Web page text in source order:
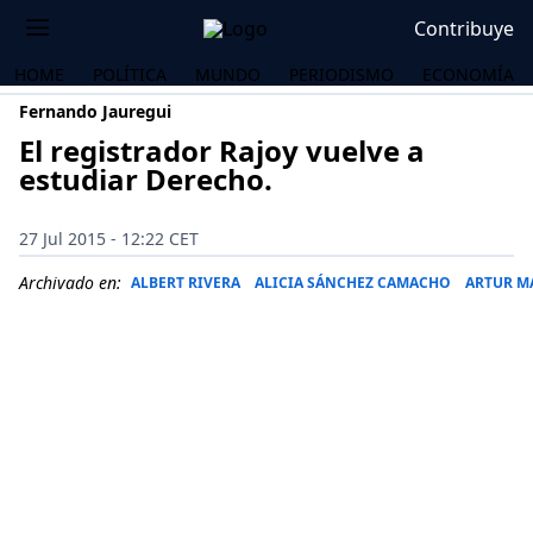
Contribuye
HOME POLÍTICA MUNDO PERIODISMO
ECONOMÍA
Fernando Jauregui
El registrador Rajoy vuelve a
estudiar Derecho.
27 Jul 2015 - 12:22 CET
Archivado en: ALBERT RIVERA ALICIA SÁNCHEZ CAMACHO ARTUR